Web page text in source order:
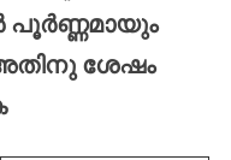
പൂർണ്ണമായും
ശേഷം